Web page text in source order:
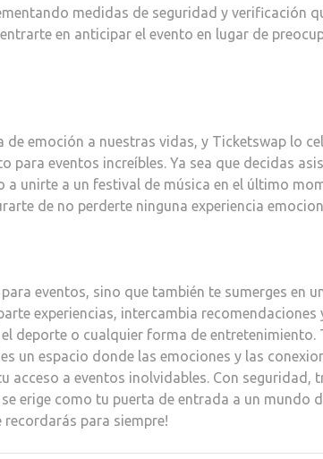
medidas de seguridad y verificación
en anticipar el evento en lugar de
emoción a nuestras vidas, y Ticketswap lo
eventos increíbles. Ya sea que decidas
unirte a un festival de música en el último
de no perderte ninguna experiencia
eventos, sino que también te sumerges en
experiencias, intercambia recomendaciones
deporte o cualquier forma de entretenimiento.
un espacio donde las emociones y las
acceso a eventos inolvidables. Con seguridad,
erige como tu puerta de entrada a un mundo
para siempre!